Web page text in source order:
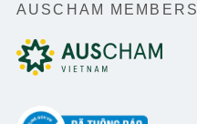
AUSCHAM MEMBERS